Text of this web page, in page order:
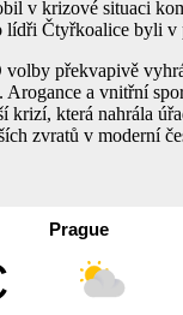
v krizové situaci
lídři Čtyřkoalice byli v
volby překvapivě
Arogance a vnitřní
krizí, která nahrála
zvratů v moderní
Prague